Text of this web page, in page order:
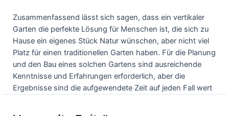
Zusammenfassend lässt sich sagen, dass ein vertikaler
Garten die perfekte Lösung für Menschen ist, die sich zu
Hause ein eigenes Stück Natur wünschen, aber nicht viel
Platz für einen traditionellen Garten haben. Für die Planung
und den Bau eines solchen Gartens sind ausreichende
Kenntnisse und Erfahrungen erforderlich, aber die
Ergebnisse sind die aufgewendete Zeit auf jeden Fall wert